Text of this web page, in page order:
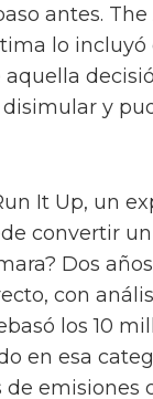
antes.
lo incluyó
y
It Up, un
convertir
Dos
con
los 10
en esa
emisiones